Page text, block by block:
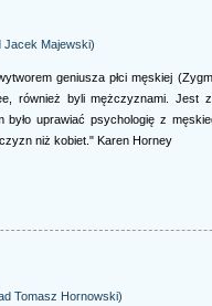
Jacek Majewski)
geniusza płci męskiej
również byli mężczyznami. Jest
było uprawiać psychologię z
niż kobiet." Karen Horney
Tomasz Hornowski)